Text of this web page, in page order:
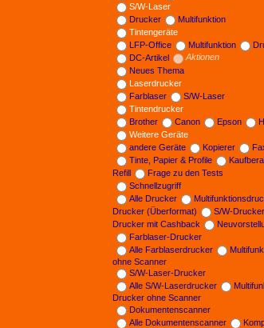
S/W-Laser
Drucker
Multifunktion
Tintengeräte
LFP-Office
Multifunktion
DC-Artikel
Aktionen
Neues Thema
Laserdrucker
Farblaser
S/W-Laser
Tintendrucker
Brother
Canon Epson
Weitere Geräte
andere Geräte
Kopierer
Tinte, Papier & Profile
Refill
Frage zu den Tests
Schnellzugriff
Alle Drucker
Drucker (Überformat)
S/W-Drucker
Drucker mit Cashback
Farblaser-Drucker
Alle Farblaserdrucker
ohne Scanner
S/W-Laser-Drucker
Alle S/W-Laserdrucker
Drucker ohne Scanner
Dokumentenscanner
Alle Dokumentenscanner